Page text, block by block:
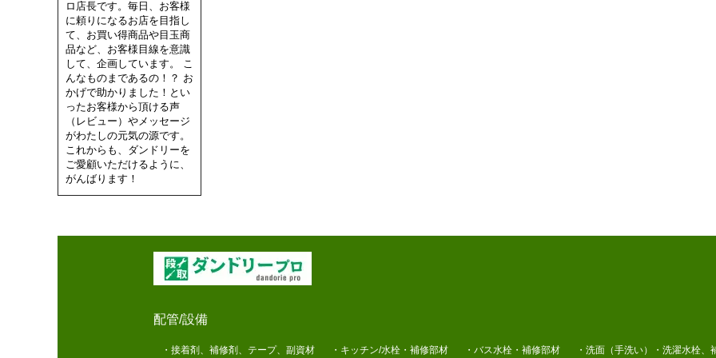
ロ店長です。毎日、お客様
に頼りになるお店を目指し
て、お買い得商品や目玉商
品など、お客様目線を意識
して、企画しています。 こ
んなものまであるの！？ お
かげで助かりました！とい
ったお客様から頂ける声
（レビュー）やメッセージ
がわたしの元気の源です。
これからも、ダンドリーを
ご愛顧いただけるように、
がんばります！
配管/設備
・接着剤、補修剤、テープ、副資材 ・キッチン/水栓・補修部材 ・バス水栓・補修部材 ・洗面（手洗い）・洗濯水栓、